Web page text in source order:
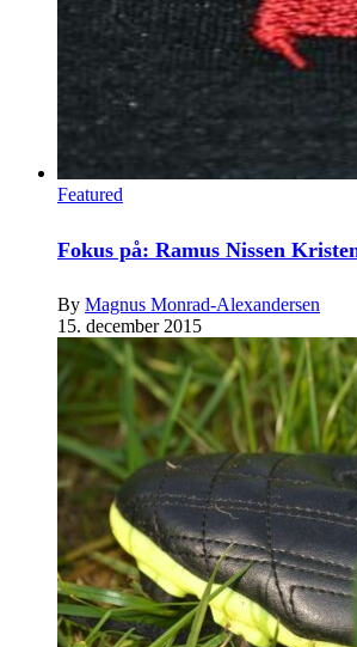
Featured
Fokus på: Ramus Nissen
By Magnus Monrad-Alexandersen
15. december 2015